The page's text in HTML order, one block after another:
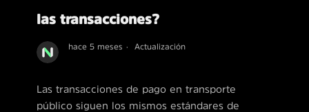
las transacciones?
hace 5 meses Actualización
Las transacciones de pago en transporte
público siguen los mismos estándares de